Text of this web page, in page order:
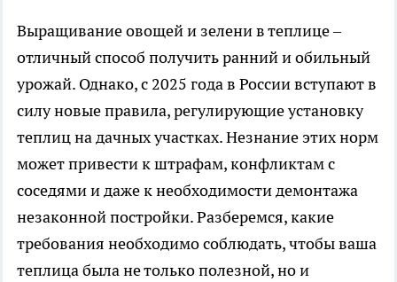
Выращивание овощей и зелени в теплице –
отличный способ получить ранний и обильный
урожай. Однако, с 2025 года в России вступают в
силу новые правила, регулирующие установку
теплиц на дачных участках. Незнание этих норм
может привести к штрафам, конфликтам с
соседями и даже к необходимости демонтажа
незаконной постройки. Разберемся, какие
требования необходимо соблюдать, чтобы ваша
теплица была не только полезной, но и